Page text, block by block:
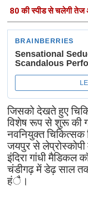
80 की स्पीड से चलेगी तेज
जिसको देखते हुए
विशेष रूप से शुरू की
नवनियुक्त
जयपुर से
इंदिरा गांधी
चंडीगढ़ में डेढ़ साल
हंै।